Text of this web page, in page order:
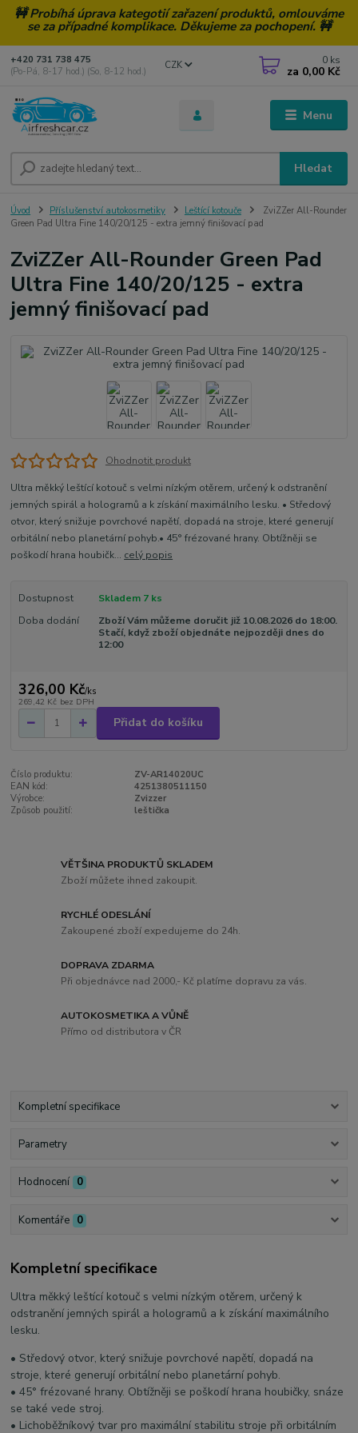
🚧 Probíhá úprava kategotií zařazení produktů, omlouváme
se za případné komplikace. Děkujeme za pochopení. 🚧
Menu
CZK
Hledat
+420 731 738 475
(Po-Pá, 8-17 hod.) (So, 8-12 hod.)
0 ks
za 0,00 Kč
Úvod Příslušenství autokosmetiky Leštící kotouče
ZviZZer All-Rounder
Green Pad Ultra Fine 140/20/125 - extra jemný finišovací pad
ZviZZer All-Rounder Green Pad
Ultra Fine 140/20/125 - extra
jemný finišovací pad
Ohodnotit produkt
Ultra měkký leštící kotouč s velmi nízkým otěrem, určený k odstranění
jemných spirál a hologramů a k získání maximálního lesku. • Středový
otvor, který snižuje povrchové napětí, dopadá na stroje, které generují
orbitální nebo planetární pohyb.• 45° frézované hrany. Obtížněji se
poškodí hrana houbičk... celý popis
Dostupnost
Skladem 7 ks
Doba dodání
Zboží Vám můžeme doručit již 10.08.2026 do 18:00.
Stačí, když zboží objednáte nejpozději dnes do
12:00
326,00 Kč/ks
269,42 Kč bez DPH
Přidat do košíku
Číslo produktu:
ZV-AR14020UC
EAN kód:
4251380511150
Výrobce:
Zvizzer
Způsob použití:
leštička
VĚTŠINA PRODUKTŮ SKLADEM
Zboží můžete ihned zakoupit.
RYCHLÉ ODESLÁNÍ
Zakoupené zboží expedujeme do 24h.
DOPRAVA ZDARMA
Při objednávce nad 2000,- Kč platíme dopravu za vás.
AUTOKOSMETIKA A VŮNĚ
Přímo od distributora v ČR
Kompletní specifikace
Parametry
Hodnocení 0
Komentáře 0
Kompletní specifikace
Ultra měkký leštící kotouč s velmi nízkým otěrem, určený k
odstranění jemných spirál a hologramů a k získání maximálního
lesku.
• Středový otvor, který snižuje povrchové napětí, dopadá na
stroje, které generují orbitální nebo planetární pohyb.
• 45° frézované hrany. Obtížněji se poškodí hrana houbičky, snáze
se také vede stroj.
• Lichoběžníkový tvar pro maximální stabilitu stroje při orbitálním